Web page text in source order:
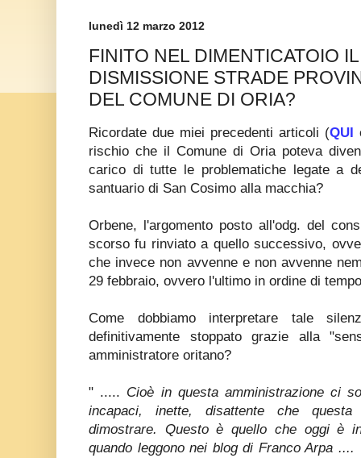
lunedì 12 marzo 2012
FINITO NEL DIMENTICATOIO
DISMISSIONE STRADE
DEL COMUNE DI ORIA?
Ricordate due miei precedenti articoli (QUI
rischio che il Comune di Oria poteva
carico di tutte le problematiche legate a
santuario di San Cosimo alla macchia?
Orbene, l'argomento posto all'odg. del
scorso fu rinviato a quello successivo,
che invece non avvenne e non avvenne
29 febbraio, ovvero l'ultimo in ordine di
Come dobbiamo interpretare tale
definitivamente stoppato grazie alla
amministratore oritano?
" ..... Cioè in questa amministrazione ci
incapaci, inette, disattente che
dimostrare. Questo è quello che oggi è
quando leggono nei blog di Franco Arpa